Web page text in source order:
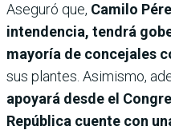
Aseguró que, Camilo
intendencia, tendrá
mayoría de concejales
sus plantes. Asimismo,
apoyará desde el
República cuente con